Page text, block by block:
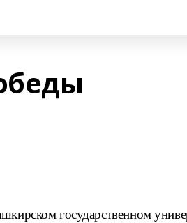
государственном